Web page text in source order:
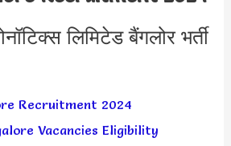
लिमिटेड बैंगलोर भर्ती
Recruitment 2024
Vacancies Eligibility